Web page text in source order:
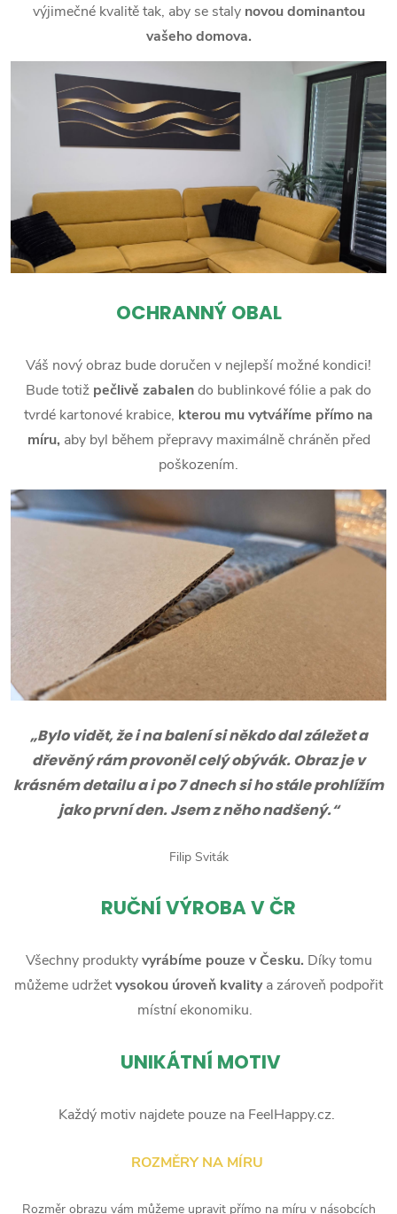
výjimečné kvalitě tak, aby se staly novou dominantou
vašeho domova.
OCHRANNÝ OBAL
Váš nový obraz bude doručen v nejlepší možné kondici!
Bude totiž pečlivě zabalendo bublinkové fólie a pak do
tvrdé kartonové krabice, kterou mu vytváříme přímo na
míru, aby byl během přepravy maximálně chráněn před
poškozením.
„Bylo vidět, že i na balení si někdo dal záležet a
dřevěný rám provoněl celý obývák. Obraz je v
krásném detailu a i po 7 dnech si ho stále prohlížím
jako první den. Jsem z něho nadšený.“
Filip Sviták
RUČNÍ VÝROBA V ČR
Všechny produktyvyrábíme pouze v Česku. Díky tomu
můžeme udržetvysokou úroveň kvalitya zároveň podpořit
místní ekonomiku.
UNIKÁTNÍ MOTIV
Každý motiv najdete pouze na FeelHappy.cz.
ROZMĚRY NA MÍRU
Rozměr obrazu vám můžeme upravit přímo na míru v násobcích